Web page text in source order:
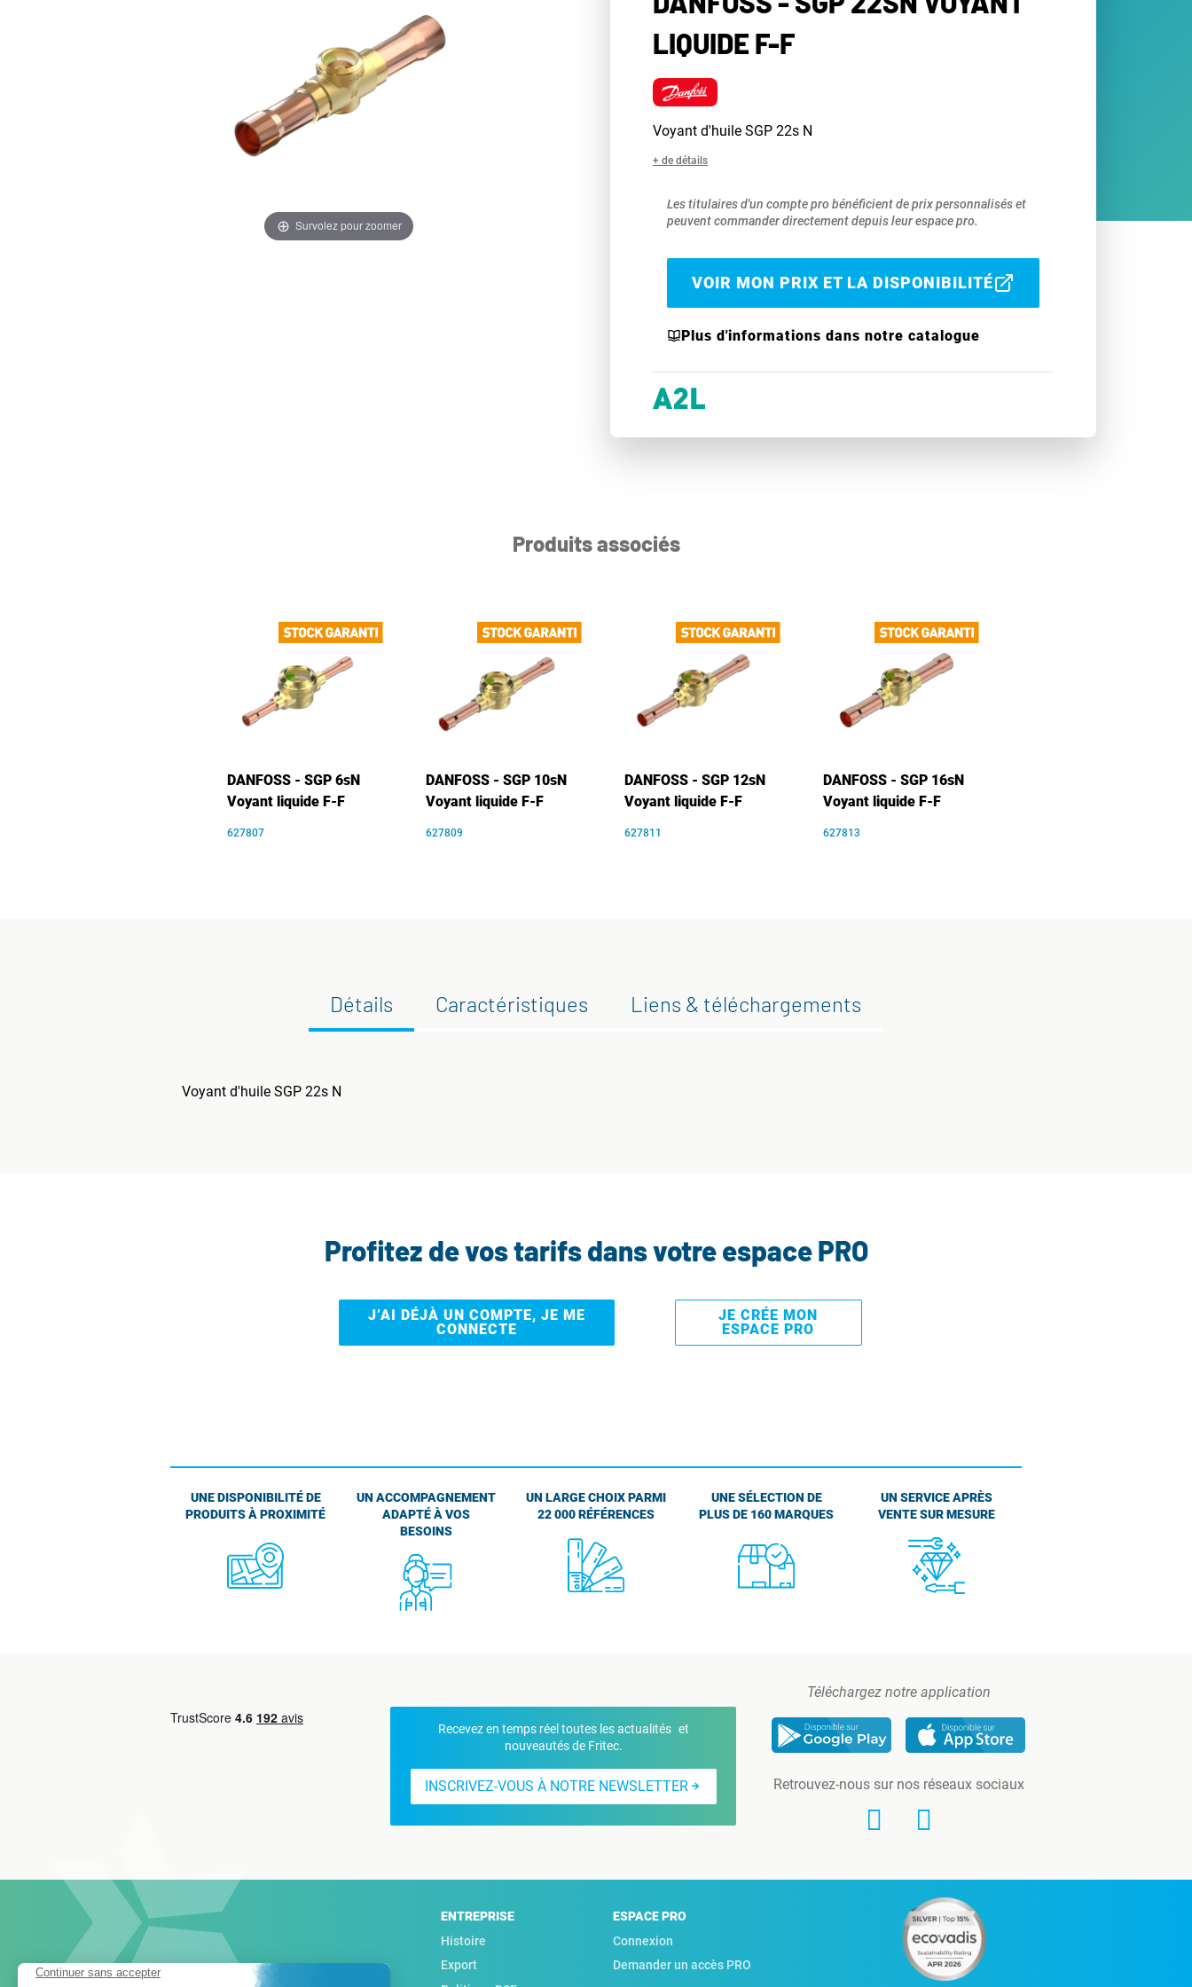
Survolez pour zoomer
LIQUIDE F-F
Voyant d'huile SGP 22s N
+ de détails
Les titulaires d'un compte pro bénéficient de prix personnalisés et
peuvent commander directement depuis leur espace pro.
VOIR MON PRIX ET LA DISPONIBILITÉ
Plus d'informations dans notre catalogue
Produits associés
DANFOSS - SGP 6sN
Voyant liquide F-F
627807
DANFOSS - SGP 10sN
Voyant liquide F-F
627809
DANFOSS - SGP 12sN
Voyant liquide F-F
627811
DANFOSS - SGP 16sN
Voyant liquide F-F
627813
Détails Caractéristiques Liens & téléchargements
Voyant d'huile SGP 22s N
Profitez de vos tarifs dans votre espace PRO
J’AI DÉJÀ UN COMPTE, JE ME
CONNECTE
JE CRÉE MON
ESPACE PRO
UNE DISPONIBILITÉ DE
PRODUITS À PROXIMITÉ
UN ACCOMPAGNEMENT
ADAPTÉ À VOS
BESOINS
UN LARGE CHOIX PARMI
22 000 RÉFÉRENCES
UNE SÉLECTION DE
PLUS DE 160 MARQUES
UN SERVICE APRÈS
VENTE SUR MESURE
Recevez en temps réel toutes les actualités et
nouveautés de Fritec.
INSCRIVEZ-VOUS À NOTRE NEWSLETTER
Téléchargez notre application
Retrouvez-nous sur nos réseaux sociaux
ENTREPRISE
Histoire
Export
ESPACE PRO
Connexion
Demander un accès PRO